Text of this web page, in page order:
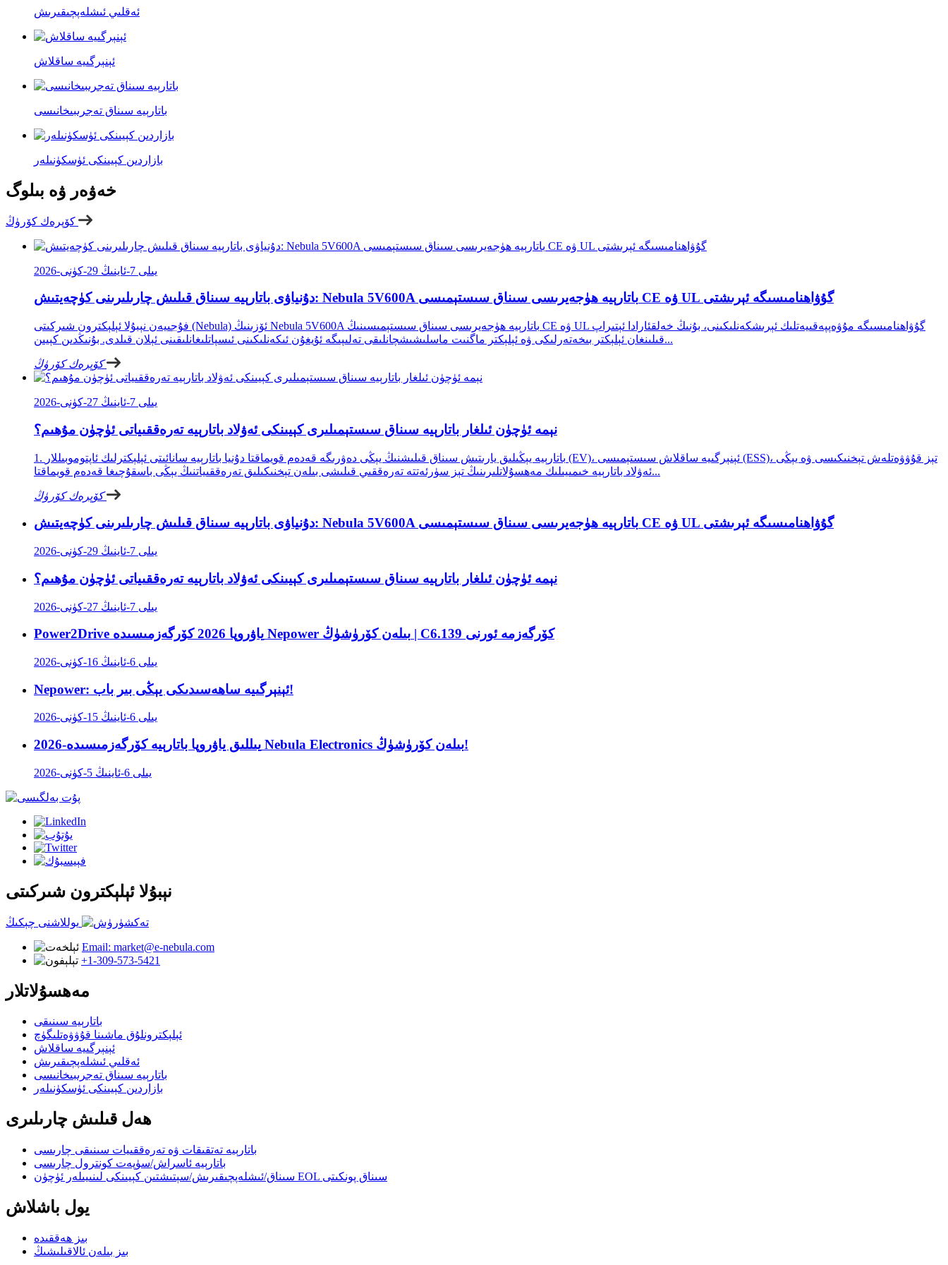
ئەقلىي ئىشلەپچىقىرىش
ئېنېرگىيە ساقلاش
باتارېيە سىناق تەجرىبىخانىسى
بازاردىن كېيىنكى ئۈسكۈنىلەر
خەۋەر ۋە بىلوگ
كۆپرەك كۆرۈڭ
2026-يىلى 7-ئاينىڭ 29-كۈنى
دۇنياۋى باتارېيە سىناق قىلىش چارىلىرىنى كۈچەيتىش: Nebula 5V600A باتارېيە ھۈجەيرىسى سىناق سىستېمىسى CE ۋە UL گۇۋاھنامىسىگە ئېرىشتى
فۇجىيەن نېبۇلا ئېلېكترون شىركىتى (Nebula) ئۆزىنىڭ Nebula 5V600A باتارېيە ھۈجەيرىسى سىناق سىستېمىسىنىڭ CE ۋە UL گۇۋاھنامىسىگە مۇۋەپپەقىيەتلىك ئېرىشكەنلىكىنى، بۇنىڭ خەلقئارادا ئېتىراپ
قىلىنغان ئېلېكتر بىخەتەرلىكى ۋە ئېلېكتر ماگنىت ماسلىشىشچانلىقى تەلىپىگە ئۇيغۇن ئىكەنلىكىنى ئىسپاتلىغانلىقىنى ئېلان قىلدى. بۇنىڭدىن كېيىن...
كۆپرەك كۆرۈڭ
2026-يىلى 7-ئاينىڭ 27-كۈنى
نېمە ئۈچۈن ئىلغار باتارېيە سىناق سىستېمىلىرى كېيىنكى ئەۋلاد باتارېيە تەرەققىياتى ئۈچۈن مۇھىم؟
1. باتارېيە يېڭىلىق يارىتىش سىناق قىلىشنىڭ يېڭى دەۋرىگە قەدەم قويماقتا دۇنيا باتارېيە سانائىتى ئېلېكترلىك ئاپتوموبىللار (EV)، ئېنېرگىيە ساقلاش سىستېمىسى (ESS)، تېز قۇۋۋەتلەش تېخنىكىسى ۋە يېڭى
ئەۋلاد باتارېيە خىمىيىلىك مەھسۇلاتلىرىنىڭ تېز سۈرئەتتە تەرەققىي قىلىشى بىلەن تېخنىكىلىق تەرەققىياتنىڭ يېڭى باسقۇچىغا قەدەم قويماقتا...
كۆپرەك كۆرۈڭ
دۇنياۋى باتارېيە سىناق قىلىش چارىلىرىنى كۈچەيتىش: Nebula 5V600A باتارېيە ھۈجەيرىسى سىناق سىستېمىسى CE ۋە UL گۇۋاھنامىسىگە ئېرىشتى
2026-يىلى 7-ئاينىڭ 29-كۈنى
نېمە ئۈچۈن ئىلغار باتارېيە سىناق سىستېمىلىرى كېيىنكى ئەۋلاد باتارېيە تەرەققىياتى ئۈچۈن مۇھىم؟
2026-يىلى 7-ئاينىڭ 27-كۈنى
Power2Drive ياۋروپا 2026 كۆرگەزمىسىدە Nepower بىلەن كۆرۈشۈڭ | C6.139 كۆرگەزمە ئورنى
2026-يىلى 6-ئاينىڭ 16-كۈنى
Nepower: ئېنېرگىيە ساھەسىدىكى يېڭى بىر باب!
2026-يىلى 6-ئاينىڭ 15-كۈنى
2026-يىللىق ياۋروپا باتارېيە كۆرگەزمىسىدە Nebula Electronics بىلەن كۆرۈشۈڭ!
2026-يىلى 6-ئاينىڭ 5-كۈنى
نېبۇلا ئېلېكترون شىركىتى
يوللاشنى چېكىڭ
Email: market@e-nebula.com
+1-309-573-5421
مەھسۇلاتلار
باتارېيە سىنىقى
ئېلېكترونلۇق ماشىنا قۇۋۋەتلىگۈچ
ئېنېرگىيە ساقلاش
ئەقلىي ئىشلەپچىقىرىش
باتارېيە سىناق تەجرىبىخانىسى
بازاردىن كېيىنكى ئۈسكۈنىلەر
ھەل قىلىش چارىلىرى
باتارېيە تەتقىقات ۋە تەرەققىيات سىنىقى چارىسى
باتارېيە ئاسراش/سۈپەت كونترول چارىسى
سىناق/ئىشلەپچىقىرىش/سېتىشتىن كېيىنكى لىنىيىلەر ئۈچۈن EOL سىناق پونكىتى
يول باشلاش
بىز ھەققىدە
بىز بىلەن ئالاقىلىشىڭ